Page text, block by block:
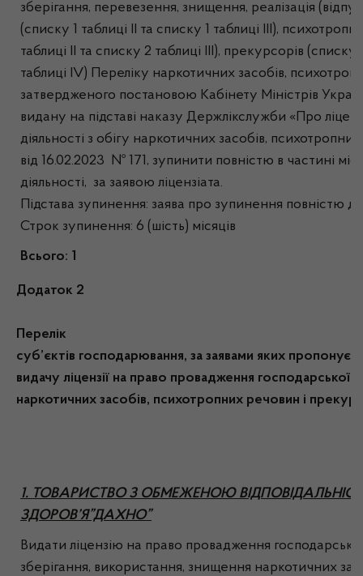
зберігання, перевезення, знищення, реалізація
(списку 1 таблиці ІІ та списку 1 таблиці ІІІ),
таблиці ІІ та списку 2 таблиці ІІІ), прекурсорів
таблиці ІV) Переліку наркотичних засобів,
затвердженого постановою Кабінету Міністрів
видану на підставі наказу Держлікслужби «Про
діяльності з обігу наркотичних засобів,
від 16.02.2023 № 171, зупинити повністю в частині
діяльності, за заявою ліцензіата.
Підстава зупинення: заява про зупинення повністю дії
Строк зупинення: 6 (шість) місяців
Всього: 1
Додаток 2
Перелік
суб’єктів господарювання, за заявами яких
видачу ліцензії на право провадження господарської
наркотичних засобів, психотропних речовин і
1. ТОВАРИСТВО З ОБМЕЖЕНОЮ
ЗДОРОВ’Я”ДАХНО”
Видати ліцензію на право провадження
зберігання, використання, знищення наркотичних